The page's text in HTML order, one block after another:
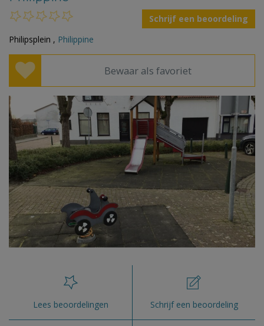
Schrijf een beoordeling
Philipsplein , Philippine
Bewaar als favoriet
Lees beoordelingen Schrijf een beoordeling